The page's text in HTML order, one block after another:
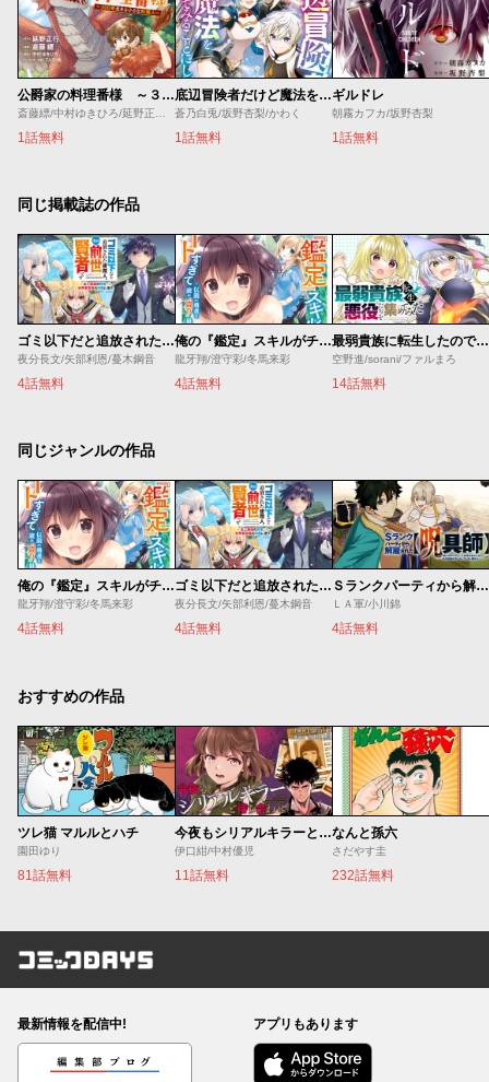
公爵家の料理番様 ～３００年生きる小さな料理人～
1話無料
底辺冒険者だけど魔法を極めてみることにした
蒼乃白兎/坂野杏梨/かわく
1話無料
ギルドレ
朝霧カフカ/坂野杏梨
1話無料
同じ掲載誌の作品
ゴミ以下だと追放された使用人、実は前世賢者です ～史上最強の賢者、世界最高峰の学園に通う～
夜分長文/矢部利恩/蔓木鋼音
4話無料
俺の『鑑定』スキルがチートすぎて
龍牙翔/澄守彩/冬馬来彩
4話無料
最弱貴族に転生したので悪役たちを集めてみた
空野進/sorani/ファルまろ
14話無料
同じジャンルの作品
俺の『鑑定』スキルがチートすぎて
龍牙翔/澄守彩/冬馬来彩
4話無料
ゴミ以下だと追放された使用人、実は前世賢者です ～史上最強の賢者、世界最高峰の学園に通う～
夜分長文/矢部利恩/蔓木鋼音
4話無料
Ｓランクパーティから解雇された【呪具師】～『呪いのアイテム』しか作れませんが、その性能はアーティファクト級なり……！～
ＬＡ軍/小川錦
4話無料
おすすめの作品
ツレ猫 マルルとハチ
園田ゆり
81話無料
今夜もシリアルキラーと待ち合わせ
伊口紺/中村優児
11話無料
なんと孫六
さだやす圭
232話無料
コミックDAYS
最新情報を配信中!
編集部ブログ
アプリもあります